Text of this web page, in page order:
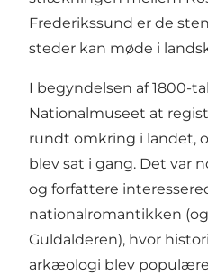
Frederikssund er de
steder kan møde i
I begyndelsen af 1800-
Nationalmuseet at
rundt omkring i landet,
blev sat i gang. Det var
og forfattere
nationalromantikken
Guldalderen), hvor
arkæologi blev